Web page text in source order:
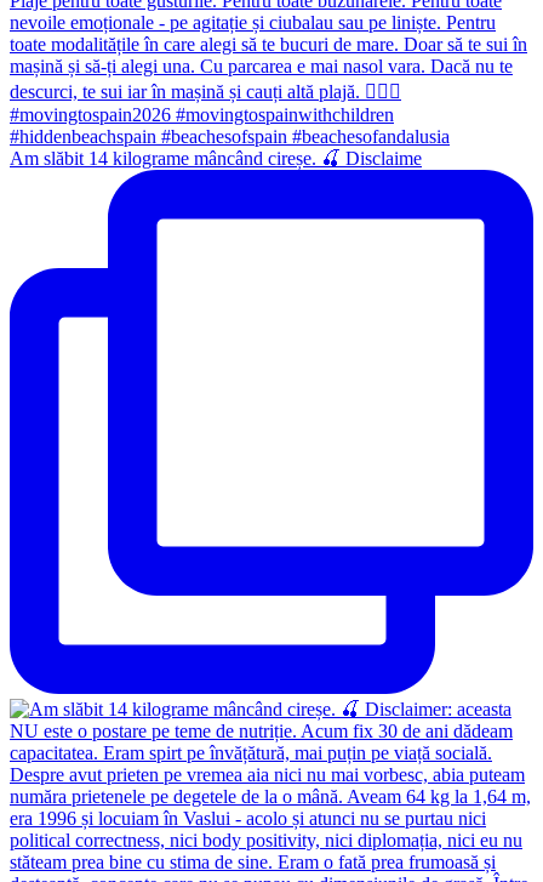
Am slăbit 14 kilograme mâncând cireșe. 🍒 Disclaime